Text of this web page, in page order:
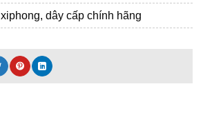
dây cấp chính hãng